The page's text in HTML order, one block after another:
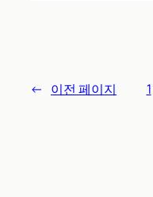
← 이전 페이지 1